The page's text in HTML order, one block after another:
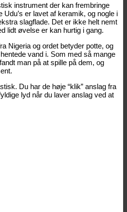
instrument der kan frembringe
er lavet af keramik, og nogle i
slagflade. Det er ikke helt nemt
lidt øvelse er kan hurtig i gang.
Nigeria og ordet betyder potte, og
vand i. Som med så mange
man på at spille på dem, og
Du har de høje “klik” anslag fra
lyd når du laver anslag ved at